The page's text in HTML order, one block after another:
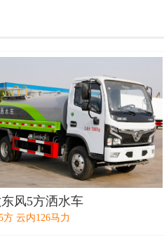
东风5方洒水车
方 云内126马力